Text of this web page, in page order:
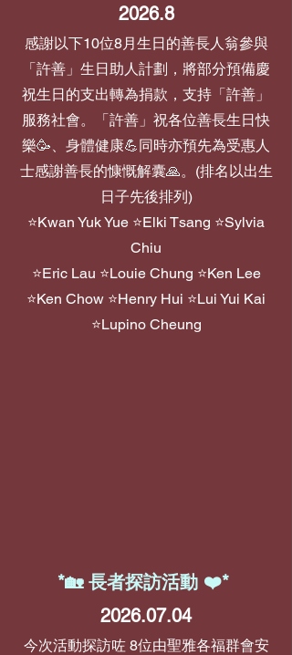
2026.8
感謝以下10位8月生日的善長人翁參與
「許善」生日助人計劃，將部分預備慶
祝生日的支出轉為捐款，支持「許善」
服務社會。「許善」祝各位善長生日快
樂🥳、身體健康💪同時亦預先為受惠人
士感謝善長的慷慨解囊🙏。(排名以出生
日子先後排列)
⭐Kwan Yuk Yue ⭐Elki Tsang ⭐Sylvia
Chiu
⭐Eric Lau ⭐Louie Chung ⭐Ken Lee
⭐Ken Chow ⭐Henry Hui ⭐Lui Yui Kai
⭐Lupino Cheung
*🏡 長者探訪活動 ❤️*
2026.07.04
今次活動探訪咗 8位由聖雅各福群會安